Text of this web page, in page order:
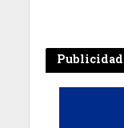
Publicidad